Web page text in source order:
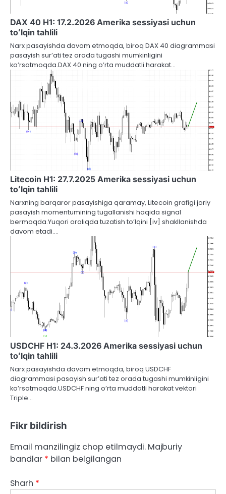
DAX 40 H1: 17.2.2026 Amerika sessiyasi uchun
toʻlqin tahlili
Narx pasayishda davom etmoqda, biroq DAX 40 diagrammasi
pasayish sur’ati tez orada tugashi mumkinligini
ko’rsatmoqda.DAX 40 ning o’rta muddatli harakat…
Litecoin H1: 27.7.2025 Amerika sessiyasi uchun
toʻlqin tahlili
Narxning barqaror pasayishiga qaramay, Litecoin grafigi joriy
pasayish momentumining tugallanishi haqida signal
bermoqda.Yuqori oraliqda tuzatish to’lqini [iv] shakllanishda
davom etadi.…
USDCHF H1: 24.3.2026 Amerika sessiyasi uchun
toʻlqin tahlili
Narx pasayishda davom etmoqda, biroq USDCHF
diagrammasi pasayish sur’ati tez orada tugashi mumkinligini
ko’rsatmoqda.USDCHF ning o’rta muddatli harakat vektori
Triple…
Fikr bildirish
Email manzilingiz chop etilmaydi. Majburiy
bandlar * bilan belgilangan
Sharh *